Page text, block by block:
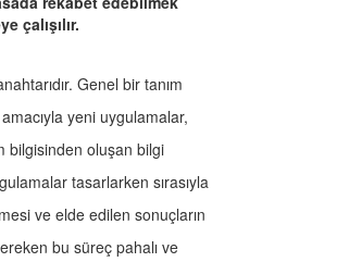
çalışılır.
Genel bir tanım
yeni uygulamalar,
bilgisinden oluşan bilgi
tasarlarken sırasıyla
ve elde edilen sonuçların
bu süreç pahalı ve